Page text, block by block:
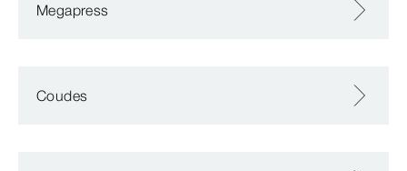
Megapress
Coudes